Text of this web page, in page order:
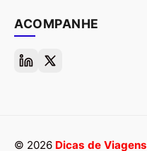
ACOMPANHE
© 2026 Dicas de Viagens